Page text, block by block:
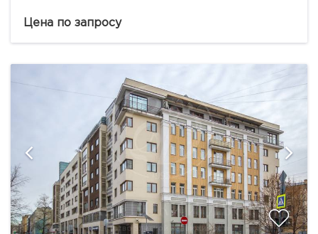
класса А+. Эксклюзивная...
Цена по запросу